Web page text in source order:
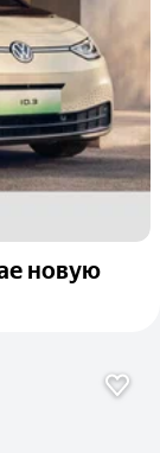
новую